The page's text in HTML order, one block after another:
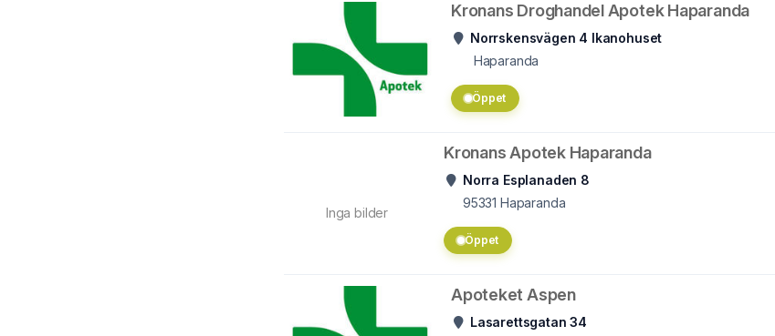
Kronans Droghandel Apotek Haparanda
Norrskensvägen 4 Ikanohuset
Haparanda
Öppet
Inga bilder
Kronans Apotek Haparanda
Norra Esplanaden 8
95331 Haparanda
Öppet
Apoteket Aspen
Lasarettsgatan 34